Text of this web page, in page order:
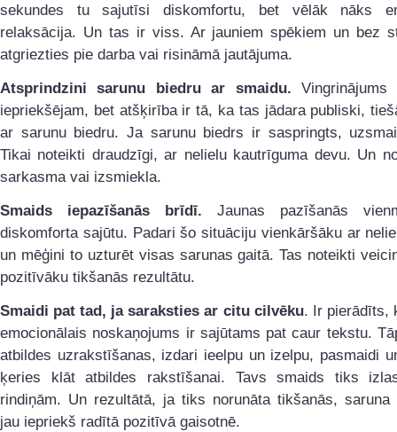
sekundes tu sajutīsi diskomfortu, bet vēlāk nāks
relaksācija. Un tas ir viss. Ar jauniem spēkiem un bez
atgriezties pie darba vai risināmā jautājuma.
Atsprindzini sarunu biedru ar smaidu.
iepriekšējam, bet atšķirība ir tā, ka tas jādara publiski,
ar sarunu biedru. Ja sarunu biedrs ir saspringts,
Tikai noteikti draudzīgi, ar nelielu kautrīguma devu. Un
sarkasma vai izsmiekla.
Smaids iepazīšanās brīdī. Jaunas pazīšanās
diskomforta sajūtu. Padari šo situāciju vienkāršāku ar
un mēģini to uzturēt visas sarunas gaitā. Tas noteikti
pozitīvāku tikšanās rezultātu.
Smaidi pat tad, ja saraksties ar citu cilvēku. Ir pierādīts,
emocionālais noskaņojums ir sajūtams pat caur tekstu.
atbildes uzrakstīšanas, izdari ieelpu un izelpu, pasmaidi
ķeries klāt atbildes rakstīšanai. Tavs smaids tiks
rindiņām. Un rezultātā, ja tiks norunāta tikšanās, saruna
jau iepriekš radītā pozitīvā gaisotnē.